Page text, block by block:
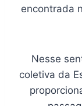
encontrada
Nesse
coletiva da